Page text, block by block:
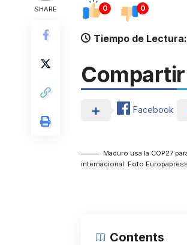
SHARE 0 0
Tiempo de Lectura:
Compartir
Facebook
Maduro usa la COP27
internacional. Foto
Contents